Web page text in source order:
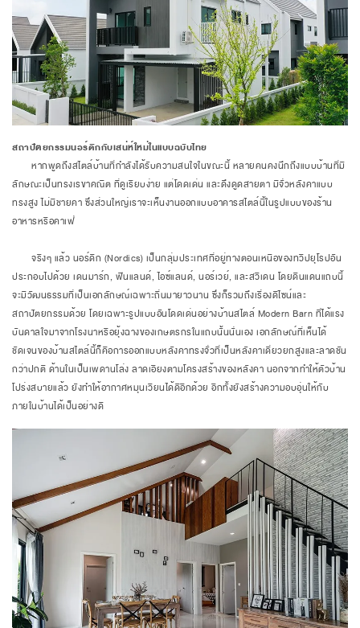
สถาปัตยกรรมนอร์ดิกกับเสน่ห์ใหม่ในแบบฉบับไทย
หากพูดถึงสไตล์บ้านที่กำลังได้รับความสนใจในขณะนี้ หลายคนคงนึกถึงแบบบ้านที่มี
ลักษณะเป็นทรงเรขาคณิต ที่ดูเรียบง่าย แต่โดดเด่น และดึงดูดสายตา มีจั่วหลังคาแบบ
ทรงสูง ไม่มีชายคา ซึ่งส่วนใหญ่เราจะเห็นงานออกแบบอาคารสไตล์นี้ในรูปแบบของร้าน
อาหารหรือคาเฟ่
จริงๆ แล้ว นอร์ดิก (Nordics) เป็นกลุ่มประเทศที่อยู่ทางตอนเหนือของทวีปยุโรปอัน
ประกอบไปด้วย เดนมาร์ก, ฟินแลนด์, ไอซ์แลนด์, นอร์เวย์, และสวีเดน โดยดินแดนแถบนี้
จะมีวัฒนธรรมที่เป็นเอกลักษณ์เฉพาะถิ่นมายาวนาน ซึ่งก็รวมถึงเรื่องดีไซน์และ
สถาปัตยกรรมด้วย โดยเฉพาะรูปแบบอันโดดเด่นอย่างบ้านสไตล์ Modern Barn ที่ได้แรง
บันดาลใจมาจากโรงนาหรือยุ้งฉางของเกษตรกรในแถบนั้นนั่นเอง เอกลักษณ์ที่เห็นได้
ชัดเจนของบ้านสไตล์นี้ก็คือการออกแบบหลังคาทรงจั่วที่เป็นหลังคาเดี่ยวยกสูงและลาดชัน
กว่าปกติ ด้านในเป็นเพดานโล่ง ลาดเอียงตามโครงสร้างของหลังคา นอกจากทำให้ตัวบ้าน
โปร่งสบายแล้ว ยังทำให้อากาศหมุนเวียนได้ดีอีกด้วย อีกทั้งยังสร้างความอบอุ่นให้กับ
ภายในบ้านได้เป็นอย่างดี